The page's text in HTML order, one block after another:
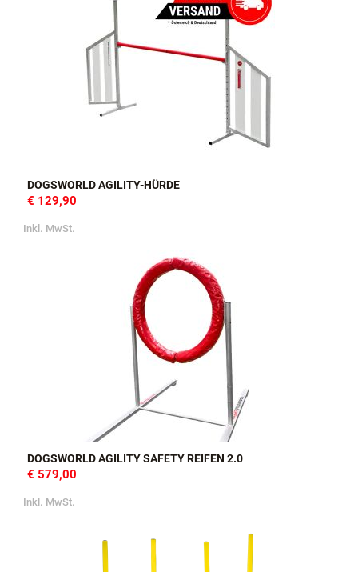
DOGSWORLD AGILITY-HÜRDE
€ 129,90
Inkl. MwSt.
DOGSWORLD AGILITY SAFETY REIFEN 2.0
€ 579,00
Inkl. MwSt.